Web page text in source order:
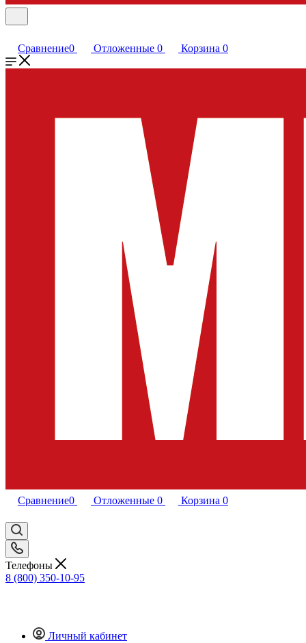
Сравнение0 Отложенные 0 Корзина 0
Сравнение0 Отложенные 0 Корзина 0
Телефоны
8 (800) 350-10-95
Личный кабинет